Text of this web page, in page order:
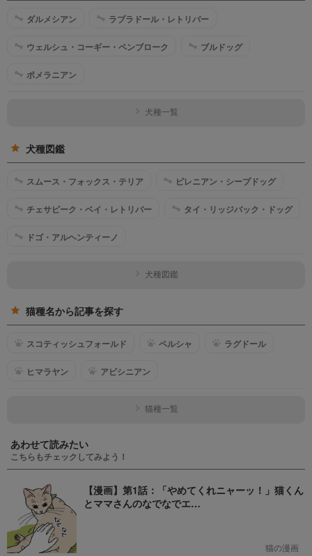
ダルメシアン ラブラドール・レトリバー
ウェルシュ・コーギー・ペンブローク ブルドッグ
ポメラニアン
犬種一覧
犬種図鑑
スムース・フォックス・テリア ピレニアン・シープドッグ
チェサピーク・ベイ・レトリバー タイ・リッジバック・ドッグ
ドゴ・アルヘンティーノ
犬種図鑑
猫種名から記事を探す
スコティッシュフォールド ペルシャ ラグドール
ヒマラヤン アビシニアン
猫種一覧
あわせて読みたい
こちらもチェックしてみよう！
【漫画】第1話：「やめてくれニャーッ！」猫くん
とママさんのなでなでエ…
猫の漫画